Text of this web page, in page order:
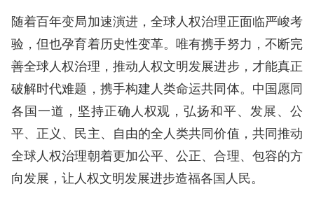
随着百年变局加速演进，全球人权治理正面临严峻考
验，但也孕育着历史性变革。唯有携手努力，不断完
善全球人权治理，推动人权文明发展进步，才能真正
破解时代难题，携手构建人类命运共同体。中国愿同
各国一道，坚持正确人权观，弘扬和平、发展、公
平、正义、民主、自由的全人类共同价值，共同推动
全球人权治理朝着更加公平、公正、合理、包容的方
向发展，让人权文明发展进步造福各国人民。